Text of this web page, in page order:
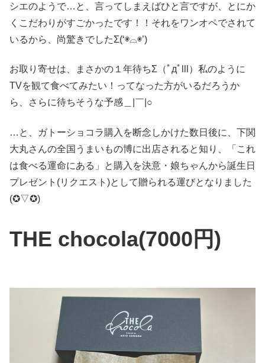
シエのようで…と、言ってしまえばひと言ですが、とにか
くこだわりがすごかったです！！それをワンオペでされて
いるから、尚驚きでしたΣ(‘◉⌓◉’)
お取り寄せは、まさかの１年待ちΣ（ﾟдﾟlll）私のように
TVを観て食べてみたい！ってなった方がいるだろうか
ら、さらに待ちそうな予感＿|￣|○
…と、ガトーショコラ購入を断念しかけた数日後に、下関
大丸さんの全国うまいもの博に出店されると知り、「これ
は食べる運命にある」と購入を決意・娘ちゃんから誕生日
プレゼント(リクエスト)として贈られる運びとなりました
(✪▽✪)
THE chocola(7000円)